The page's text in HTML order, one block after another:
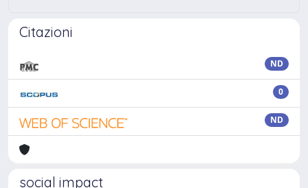
Citazioni
ND
0
ND
social impact